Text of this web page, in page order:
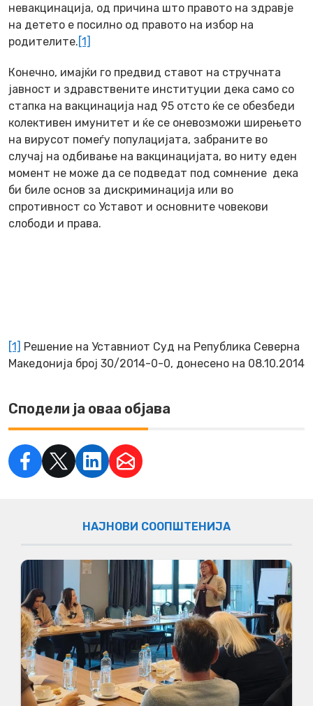
невакцинација, од причина што правото на здравје
на детето е посилно од правото на избор на
родителите.[1]
Конечно, имајќи го предвид ставот на стручната
јавност и здравствените институции дека само со
стапка на вакцинација над 95 отсто ќе се обезбеди
колективен имунитет и ќе се оневозможи ширењето
на вирусот помеѓу популацијата, забраните во
случај на одбивање на вакцинацијата, во ниту еден
момент не може да се подведат под сомнение дека
би биле основ за дискриминација или во
спротивност со Уставот и основните човекови
слободи и права.
[1] Решение на Уставниот Суд на Република Северна
Македонија број 30/2014-0-0, донесено на 08.10.2014
Сподели ја оваа објава
НАЈНОВИ СООПШТЕНИЈА